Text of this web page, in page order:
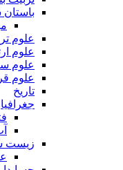
علوم
علوم
علوم
علوم
تاریخ
جغرافیا
زیست